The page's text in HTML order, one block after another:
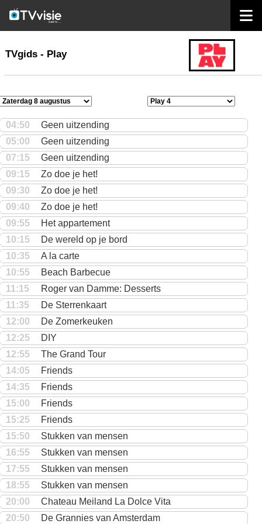
TVgids
TVgids - Play
04:50
Geen uitzending
05:00
Geen uitzending
07:15
Geen uitzending
09:15
Zo doe je het!
09:30
Zo doe je het!
09:40
Zo doe je het!
09:55
Het appartement
10:15
De wereld op je bord
10:35
A la carte
10:55
Beach Barbecue
11:15
Roger van Damme: Desserts
11:35
De Sterrenkaart
12:00
De Zomerkeuken
12:25
DIY
12:55
The Grand Tour
14:05
Friends
14:35
Friends
15:00
Friends
15:25
Friends
15:50
Stukken van mensen
16:55
Stukken van mensen
17:55
Stukken van mensen
18:55
Stukken van mensen
20:00
Chateau Meiland La Dolce Vita
20:50
De Grannies van Amsterdam